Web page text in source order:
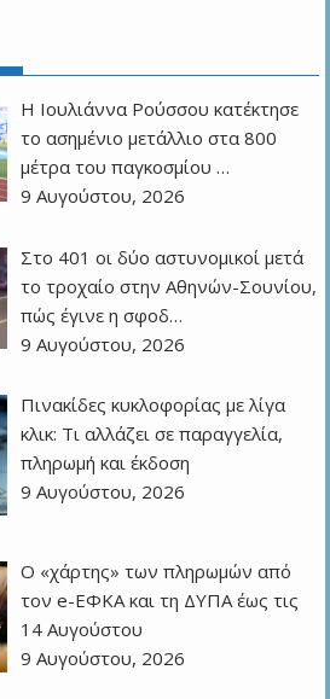
Η Ιουλιάννα Ρούσσου κατέκτησε
το ασημένιο μετάλλιο στα 800
μέτρα του παγκοσμίου …
9 Αυγούστου, 2026
Στο 401 οι δύο αστυνομικοί μετά
το τροχαίο στην Αθηνών-Σουνίου,
πώς έγινε η σφοδ…
9 Αυγούστου, 2026
Πινακίδες κυκλοφορίας με λίγα
κλικ: Τι αλλάζει σε παραγγελία,
πληρωμή και έκδοση
9 Αυγούστου, 2026
Ο «χάρτης» των πληρωμών από
τον e-ΕΦΚΑ και τη ΔΥΠΑ έως τις
14 Αυγούστου
9 Αυγούστου, 2026